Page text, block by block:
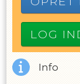
LOG
Info